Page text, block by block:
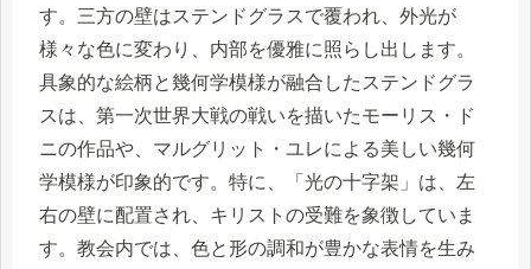
す。三方の壁はステンドグラスで覆われ、外光が
様々な色に変わり、内部を優雅に照らし出します。
具象的な絵柄と幾何学模様が融合したステンドグラ
スは、第一次世界大戦の戦いを描いたモーリス・ド
ニの作品や、マルグリット・ユレによる美しい幾何
学模様が印象的です。特に、「光の十字架」は、左
右の壁に配置され、キリストの受難を象徴していま
す。教会内では、色と形の調和が豊かな表情を生み